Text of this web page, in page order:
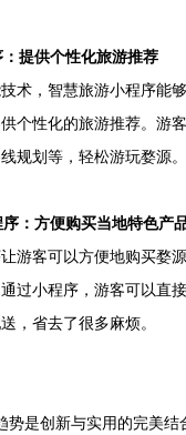
提供个性化旅游推荐
术，智慧旅游小程序能
个性化的旅游推荐。游
规划等，轻松游玩婺源。
：方便购买当地特色产
游客可以方便地购买婺
过小程序，游客可以直
，省去了很多麻烦。
势是创新与实用的完美结